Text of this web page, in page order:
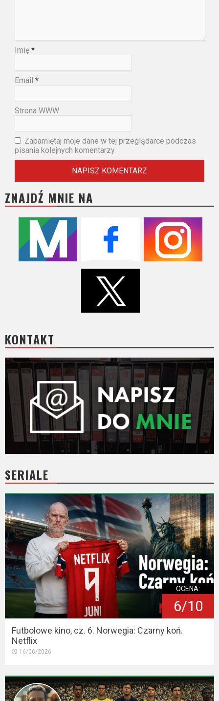
Imię *
Email *
Strona WWW
Zapamiętaj moje dane w tej przeglądarce podczas
pisania kolejnych komentarzy.
ZNAJDŹ MNIE NA
KONTAKT
SERIALE
OCENA:
6/10
Futbolowe kino, cz. 6. Norwegia: Czarny koń.
Netflix
16/06/2026